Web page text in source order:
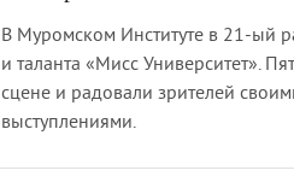
В Муромском Институте в 21-ый
и таланта «Мисс Университет».
сцене и радовали зрителей
выступлениями.